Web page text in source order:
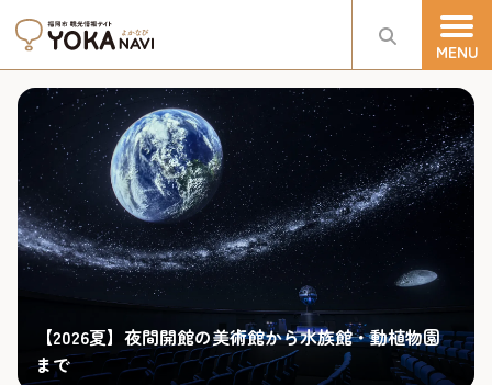
2026年最新！福岡市のスポーツ観戦スポット6選